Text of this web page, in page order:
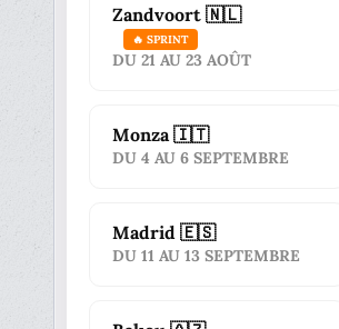
Zandvoort 🇳🇱
🔥 SPRINT
DU 21 AU 23 AOÛT
Monza 🇮🇹
DU 4 AU 6 SEPTEMBRE
Madrid 🇪🇸
DU 11 AU 13 SEPTEMBRE